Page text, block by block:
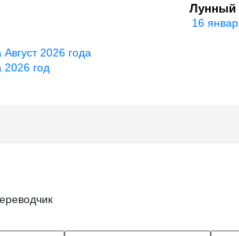
Лунный
16
2026 года
год